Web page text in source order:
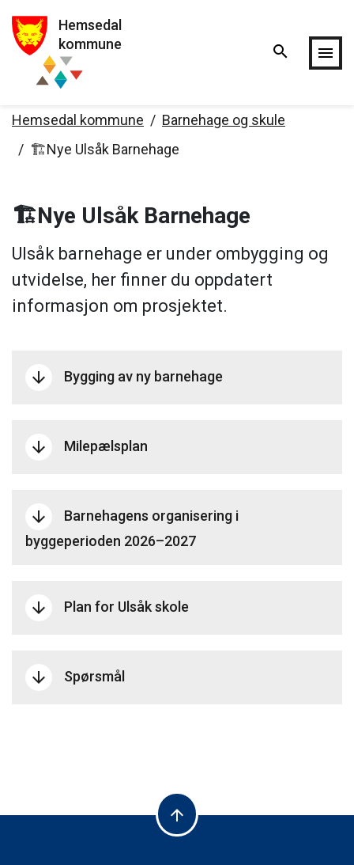
Hopp til hovedinnholdet
Hemsedal
kommune
search menu
Hemsedal kommune
Barnehage og skule
🏗️Nye Ulsåk Barnehage
🏗️Nye Ulsåk Barnehage
Ulsåk barnehage er under ombygging og
utvidelse, her finner du oppdatert
informasjon om prosjektet.
arrow_downward Bygging av ny barnehage
arrow_downward Milepælsplan
arrow_downward
Barnehagens organisering i
byggeperioden 2026–2027
arrow_downward Plan for Ulsåk skole
arrow_downward Spørsmål
arrow_upward